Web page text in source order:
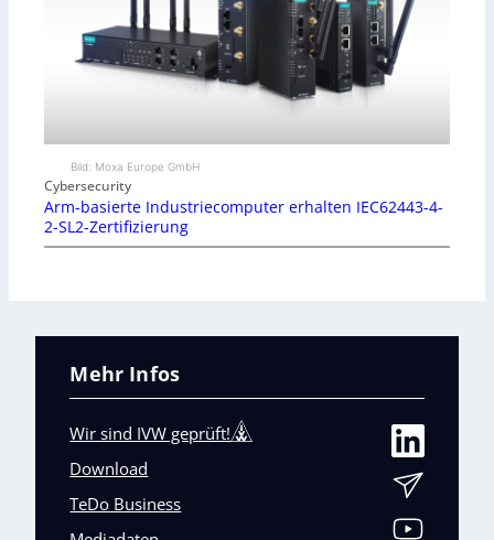
Bild: Moxa Europe GmbH
Cybersecurity
Arm-basierte Industriecomputer erhalten IEC62443-4-
2-SL2-Zertifizierung
Mehr Infos
Wir sind IVW geprüft!
Download
TeDo Business